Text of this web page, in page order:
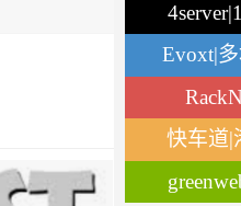
Evoxt|
快车道|